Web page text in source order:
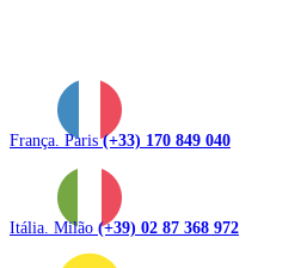
França. Paris(+33) 170 849 040
Itália. Milão (+39) 02 87 368 972